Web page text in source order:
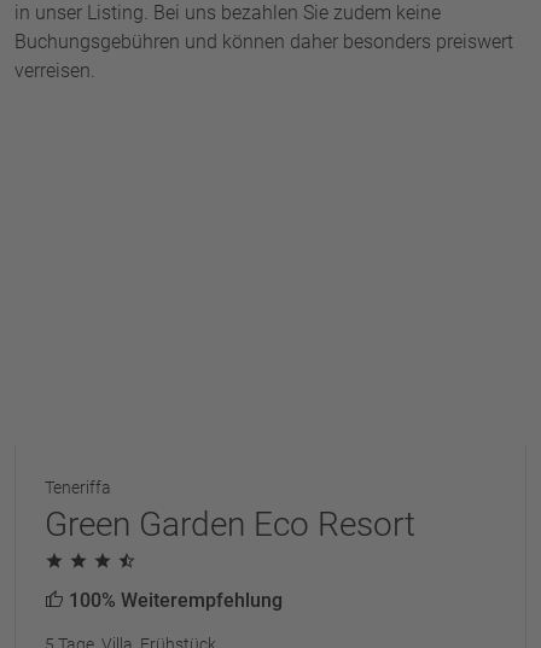
in unser Listing. Bei uns bezahlen Sie zudem keine
Buchungsgebühren und können daher besonders preiswert
verreisen.
Teneriffa
Green Garden Eco Resort
100% Weiterempfehlung
5 Tage, Villa, Frühstück